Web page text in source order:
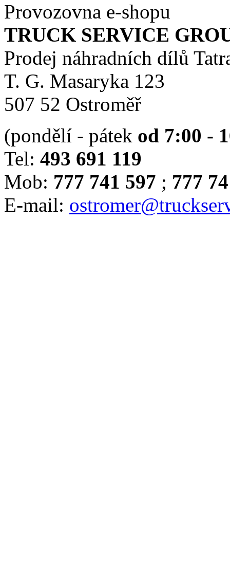
Provozovna e-shopu
TRUCK SERVICE
Prodej náhradních dílů
T. G. Masaryka 123
507 52 Ostroměř
(pondělí - pátek od 7:00 -
Tel: 493 691 119
Mob: 777 741 597 ; 777
E-mail: